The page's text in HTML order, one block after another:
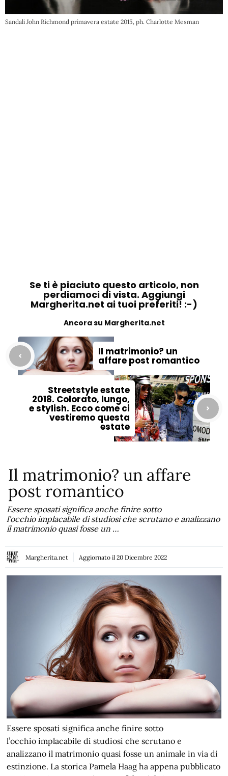
Sandali John Richmond primavera estate 2015, ph. Charlotte Mesman
Se ti è piaciuto questo articolo, non
perdiamoci di vista. Aggiungi
Margherita.net ai tuoi preferiti! :-)
Ancora su Margherita.net
Il matrimonio? un
affare post romantico
Streetstyle estate
2018. Colorato, lungo,
e stylish. Ecco come ci
vestiremo questa
estate
Il matrimonio? un affare
post romantico
Essere sposati significa anche finire sotto
l’occhio implacabile di studiosi che scrutano e analizzano
il matrimonio quasi fosse un …
Margherita.net Aggiornato il 20 Dicembre 2022
Essere sposati significa anche finire sotto
l’occhio implacabile di studiosi che scrutano e
analizzano il matrimonio quasi fosse un animale in via di
estinzione. La storica Pamela Haag ha appena pubblicato